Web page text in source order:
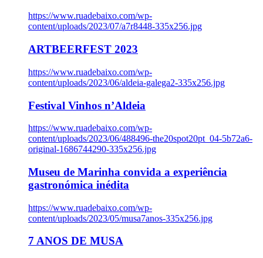
https://www.ruadebaixo.com/wp-
content/uploads/2023/07/a7r8448-335x256.jpg
ARTBEERFEST 2023
https://www.ruadebaixo.com/wp-
content/uploads/2023/06/aldeia-galega2-335x256.jpg
Festival Vinhos n’Aldeia
https://www.ruadebaixo.com/wp-
content/uploads/2023/06/488496-the20spot20pt_04-5b72a6-
original-1686744290-335x256.jpg
Museu de Marinha convida a experiência
gastronómica inédita
https://www.ruadebaixo.com/wp-
content/uploads/2023/05/musa7anos-335x256.jpg
7 ANOS DE MUSA